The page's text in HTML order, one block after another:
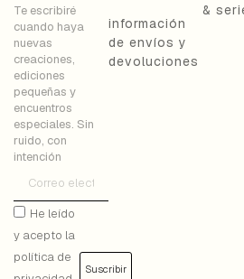
Te escribiré
cuando haya
nuevas
creaciones,
ediciones
pequeñas y
encuentros
especiales. Sin
ruido, con
intención
He leído
y acepto la
política de
Suscribir
información
de envíos y
devoluciones
&